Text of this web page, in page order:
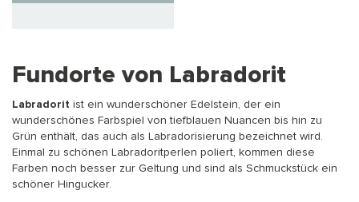
Fundorte von Labradorit
Labradorit ist ein wunderschöner Edelstein, der ein
wunderschönes Farbspiel von tiefblauen Nuancen bis hin zu
Grün enthält, das auch als Labradorisierung bezeichnet wird.
Einmal zu schönen Labradoritperlen poliert, kommen diese
Farben noch besser zur Geltung und sind als Schmuckstück ein
schöner Hingucker.